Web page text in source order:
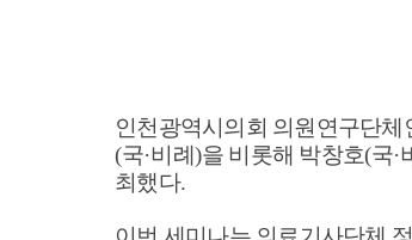
인천광역시의회 의원연구단체
(국·비례)을 비롯해 박창호(국·
최했다.